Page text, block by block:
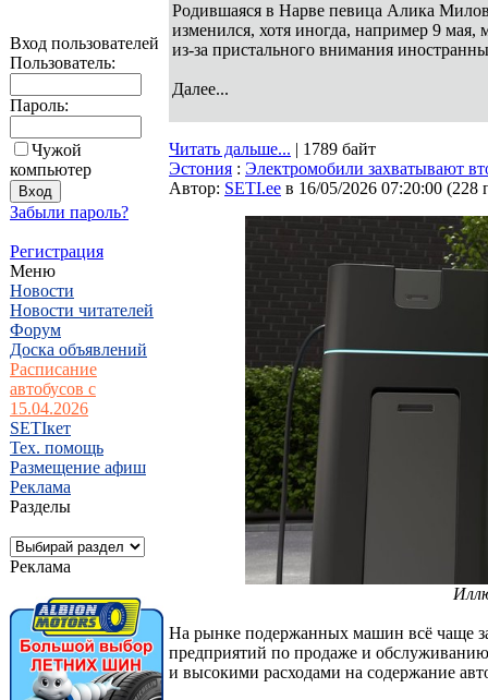
Вход пользователей
Пользователь:
Пароль:
Чужой
компьютер
Забыли пароль?
Регистрация
Меню
Новости
Новости читателей
Форум
Доска объявлений
Расписание
автобусов с
15.04.2026
SETIкет
Тех. помощь
Размещение афиш
Реклама
Разделы
Реклама
Родившаяся в Нарве певица Алика
изменился, хотя иногда, например 9 мая,
из-за пристального внимания
Далее...
Читать дальше... | 1789 байт
Эстония : Электромобили захватывают
Автор: SETI.ee в 16/05/2026 07:20:00 (228
На рынке подержанных машин всё чаще
предприятий по продаже и
и высокими расходами на содержание